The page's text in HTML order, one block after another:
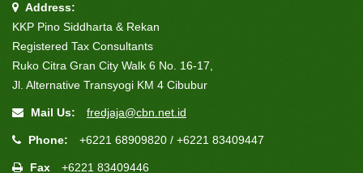
Address:
KKP Pino Siddharta & Rekan
Registered Tax Consultants
Ruko Citra Gran City Walk 6 No. 16-17,
Jl. Alternative Transyogi KM 4 Cibubur
Mail Us: fredjaja@cbn.net.id
Phone: +6221 68909820 / +6221 83409447
Fax +6221 83409446